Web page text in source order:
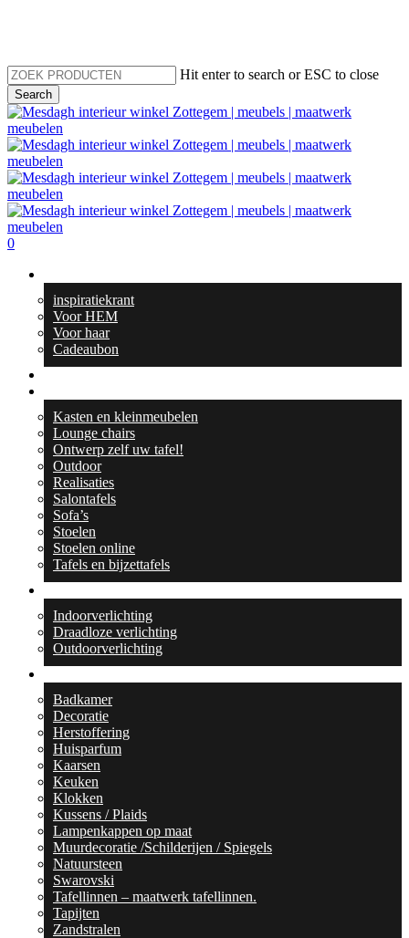
content
Hit enter to search or ESC to close
Search
Close
Search
search
0
inspiratiekrant
Voor HEM
Voor haar
Cadeaubon
Kasten en kleinmeubelen
Lounge chairs
Ontwerp zelf uw tafel!
Outdoor
Realisaties
Salontafels
Sofa’s
Stoelen
Stoelen online
Tafels en bijzettafels
Indoorverlichting
Draadloze verlichting
Outdoorverlichting
Badkamer
Decoratie
Herstoffering
Huisparfum
Kaarsen
Keuken
Klokken
Kussens / Plaids
Lampenkappen op maat
Muurdecoratie /Schilderijen / Spiegels
Natuursteen
Swarovski
Tafellinnen – maatwerk tafellinnen.
Tapijten
Zandstralen